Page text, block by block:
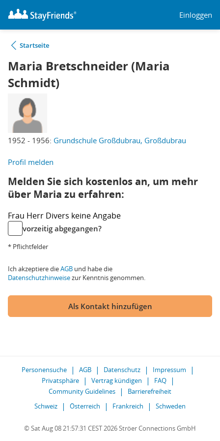
Einloggen
Startseite
Maria Bretschneider (Maria
Schmidt)
1952 - 1956: Grundschule Großdubrau, Großdubrau
Profil melden
Melden Sie sich kostenlos an, um mehr
über Maria zu erfahren:
Frau Herr Divers keine Angabe
vorzeitig abgegangen?
* Pflichtfelder
Ich akzeptiere dieAGB und habe die
Datenschutzhinweisezur Kenntnis genommen.
Als Kontakt hinzufügen
Personensuche AGB Datenschutz
Impressum
Privatsphäre
Vertrag kündigen
FAQ
Community Guidelines
Barrierefreiheit
Schweiz
Österreich Frankreich Schweden
© Sat Aug 08 21:57:31 CEST 2026 Ströer Connections GmbH